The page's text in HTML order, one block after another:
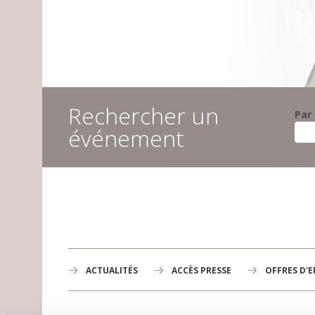
Rechercher un
événement
ACTUALITÉS ACCÈS PRESSE OFFRES